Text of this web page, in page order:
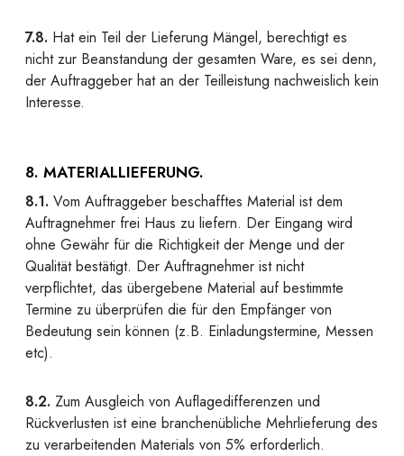
7.8. Hat ein Teil der Lieferung Mängel, berechtigt es
nicht zur Beanstandung der gesamten Ware, es sei denn,
der Auftraggeber hat an der Teilleistung nachweislich kein
Interesse.
8. MATERIALLIEFERUNG.
8.1. Vom Auftraggeber beschafftes Material ist dem
Auftragnehmer frei Haus zu liefern. Der Eingang wird
ohne Gewähr für die Richtigkeit der Menge und der
Qualität bestätigt. Der Auftragnehmer ist nicht
verpflichtet, das übergebene Material auf bestimmte
Termine zu überprüfen die für den Empfänger von
Bedeutung sein können (z.B. Einladungstermine, Messen
etc).
8.2. Zum Ausgleich von Auflagedifferenzen und
Rückverlusten ist eine branchenübliche Mehrlieferung des
zu verarbeitenden Materials von 5% erforderlich.